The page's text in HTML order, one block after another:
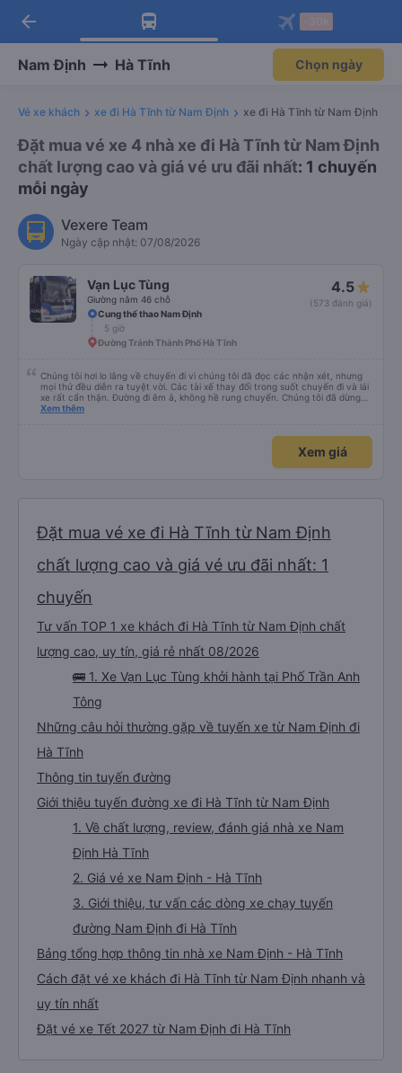
Tải app Vexere ngay!
Nhận ưu đãi thành viên độc
Mở app
Tải app Vexere
-30k/ghế khi đặt vé máy bay qua
Mở app
arrow_back
Nam Định Hà Tĩnh Chọn ngày
Vé xe khách xe đi Hà Tĩnh từ Nam Định xe đi Hà Tĩnh từ Nam Định
Đặt mua vé xe 4 nhà xe đi Hà Tĩnh từ Nam Định
chất lượng cao và giá vé ưu đãi nhất: 1 chuyến
mỗi ngày
Vexere Team
Ngày cập nhật: 07/08/2026
Vạn Lục Tùng
Giường nằm 46 chỗ
4.5
(573 đánh giá)
Cung thể thao Nam Định
5 giờ
Đường Tránh Thành Phố Hà Tĩnh
Chúng tôi hơi lo lắng về chuyến đi vì chúng tôi đã đọc các nhận xét, nhưng
mọi thứ đều diễn ra tuyệt vời. Các tài xế thay đổi trong suốt chuyến đi và lái
xe rất cẩn thận. Đường đi êm ả, không hề rung chuyển. Chúng tôi đã dừng
đủ số lần để đi vệ sinh và dừng lại để ăn tối. Nhìn chung, ghế ngồi có thể hơi
Xem thêm
Xem giá
Đặt mua vé xe đi Hà Tĩnh từ Nam Định
chất lượng cao và giá vé ưu đãi nhất: 1
chuyến
Tư vấn TOP 1 xe khách đi Hà Tĩnh từ Nam Định chất
lượng cao, uy tín, giá rẻ nhất 08/2026
🚌 1. Xe Vạn Lục Tùng khởi hành tại Phố Trần Anh
Tông
Những câu hỏi thường gặp về tuyến xe từ Nam Định đi
Hà Tĩnh
Thông tin tuyến đường
Giới thiệu tuyến đường xe đi Hà Tĩnh từ Nam Định
1. Về chất lượng, review, đánh giá nhà xe Nam
Định Hà Tĩnh
2. Giá vé xe Nam Định - Hà Tĩnh
3. Giới thiệu, tư vấn các dòng xe chạy tuyến
đường Nam Định đi Hà Tĩnh
Bảng tổng hợp thông tin nhà xe Nam Định - Hà Tĩnh
Cách đặt vé xe khách đi Hà Tĩnh từ Nam Định nhanh và
uy tín nhất
Đặt vé xe Tết 2027 từ Nam Định đi Hà Tĩnh